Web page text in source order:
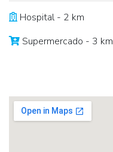
Hospital - 2 km
Supermercado - 3 km